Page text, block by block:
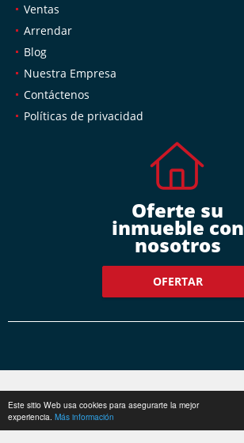
Este sitio Web usa cookies para asegurarte la mejor
experiencia. Más información
Ventas
Arrendar
Blog
Nuestra Empresa
Contáctenos
Políticas de privacidad
Oferte su
inmueble con
nosotros
OFERTAR